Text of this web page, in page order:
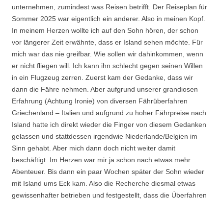
unternehmen, zumindest was Reisen betrifft. Der Reiseplan für
Sommer 2025 war eigentlich ein anderer. Also in meinen Kopf.
In meinem Herzen wollte ich auf den Sohn hören, der schon
vor längerer Zeit erwähnte, dass er Island sehen möchte. Für
mich war das nie greifbar. Wie sollen wir dahinkommen, wenn
er nicht fliegen will. Ich kann ihn schlecht gegen seinen Willen
in ein Flugzeug zerren. Zuerst kam der Gedanke, dass wir
dann die Fähre nehmen. Aber aufgrund unserer grandiosen
Erfahrung (Achtung Ironie) von diversen Fährüberfahren
Griechenland – Italien und aufgrund zu hoher Fährpreise nach
Island hatte ich direkt wieder die Finger von diesem Gedanken
gelassen und stattdessen irgendwie Niederlande/Belgien im
Sinn gehabt. Aber mich dann doch nicht weiter damit
beschäftigt. Im Herzen war mir ja schon nach etwas mehr
Abenteuer. Bis dann ein paar Wochen später der Sohn wieder
mit Island ums Eck kam. Also die Recherche diesmal etwas
gewissenhafter betrieben und festgestellt, dass die Überfahren